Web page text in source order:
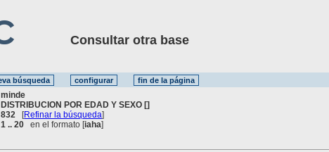
Consultar otra base
minde
DISTRIBUCION POR EDAD Y SEXO []
832 [Refinar la búsqueda]
1 .. 20 en el formato [iaha]